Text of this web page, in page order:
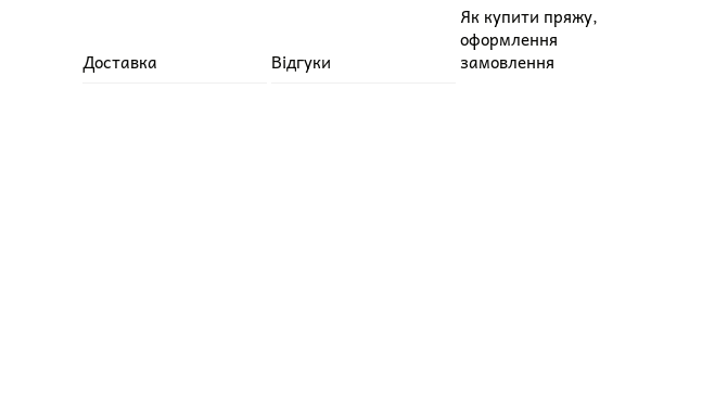
Доставка Відгуки
Як купити пряжу,
оформлення
замовлення